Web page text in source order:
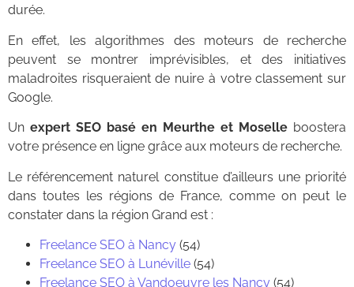
durée.
En effet, les algorithmes des moteurs de recherche
peuvent se montrer imprévisibles, et des initiatives
maladroites risqueraient de nuire à votre classement sur
Google.
Un expert SEO basé en Meurthe et Moselle boostera
votre présence en ligne grâce aux moteurs de recherche.
Le référencement naturel constitue d’ailleurs une priorité
dans toutes les régions de France, comme on peut le
constater dans la région Grand est :
Freelance SEO à Nancy (54)
Freelance SEO à Lunéville (54)
Freelance SEO à Vandoeuvre les Nancy (54)